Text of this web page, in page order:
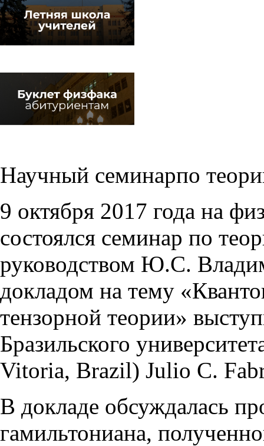
Научный семинарпо
9 октября 2017 года на
состоялся семинар по
руководством Ю.С.
докладом на тему
тензорной теории»
Бразильского
Vitoria, Brazil) Julio C.
В докладе обсуждалась
гамильтониана,